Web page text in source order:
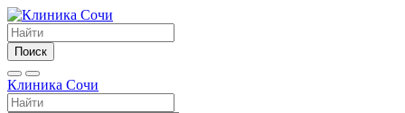
Поиск
Клиника Сочи